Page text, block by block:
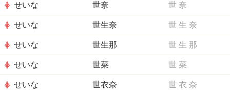
せいな 世奈 世 奈
せいな 世生奈 世 生 奈
せいな 世生那 世 生 那
せいな 世菜 世 菜
せいな 世衣奈 世 衣 奈